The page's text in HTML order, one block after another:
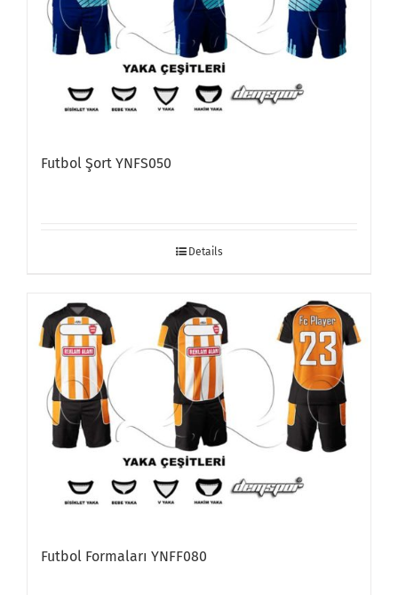
Futbol Şort YNFS050
Details
Futbol Formaları YNFF080